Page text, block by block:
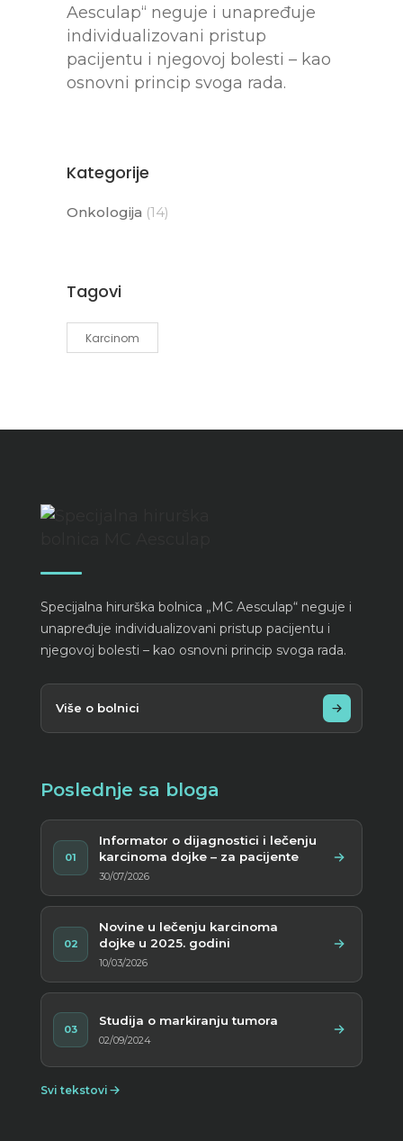
Aesculap“ neguje i unapređuje
individualizovani pristup
pacijentu i njegovoj bolesti – kao
osnovni princip svoga rada.
Kategorije
Onkologija (14)
Tagovi
Karcinom
Specijalna hirurška bolnica „MC Aesculap“ neguje i
unapređuje individualizovani pristup pacijentu i
njegovoj bolesti – kao osnovni princip svoga rada.
Više o bolnici
Poslednje sa bloga
01
Informator o dijagnostici i lečenju
karcinoma dojke – za pacijente
30/07/2026
02
Novine u lečenju karcinoma
dojke u 2025. godini
10/03/2026
03
Studija o markiranju tumora
02/09/2024
Svi tekstovi